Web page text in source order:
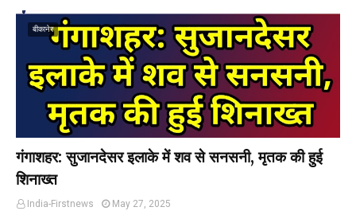
बीकानेर
गंगाशहर: सुजानदेसर इलाके में शव से सनसनी, मृतक की हुई
शिनाख्त
India-Firstnews
May 27, 2025